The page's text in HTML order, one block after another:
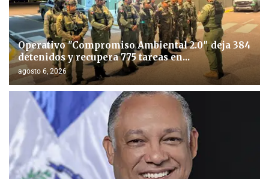
Operativo "Compromiso Ambiental 2.0″ deja 384
detenidos y recupera 775 tareas en...
agosto 6, 2026